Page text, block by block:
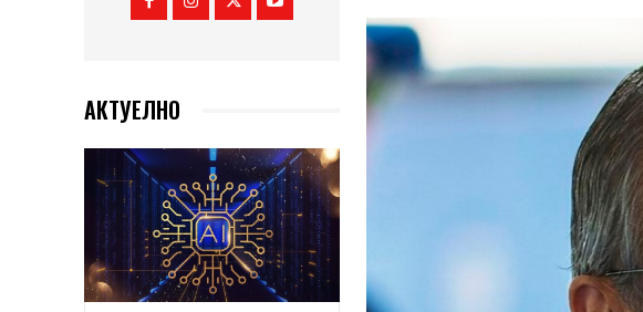
АКТУЕЛНО